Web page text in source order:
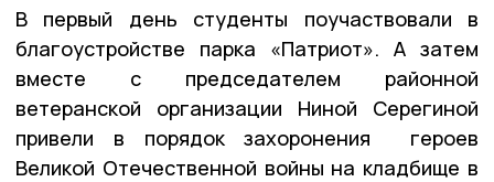
В первый день студенты поучаствовали в
благоустройстве парка «Патриот». А затем
вместе с председателем районной
ветеранской организации Ниной Серегиной
привели в порядок захоронения героев
Великой Отечественной войны на кладбище в